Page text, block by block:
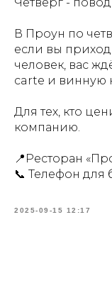
Четверг -
В Проун по
если вы
человек, вас
carte и винную
Для тех, кто
компанию.
📍Ресторан
📞 Телефон
2025-09-15 12:17